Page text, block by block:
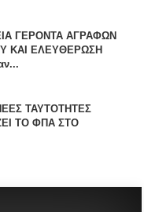
ΓΕΡΟΝΤΑ ΑΓΡΑΦΩΝ
ΚΑΙ ΕΛΕΥΘΕΡΩΣΗ
ΤΑΥΤΟΤΗΤΕΣ
ΤΟ ΦΠΑ ΣΤΟ